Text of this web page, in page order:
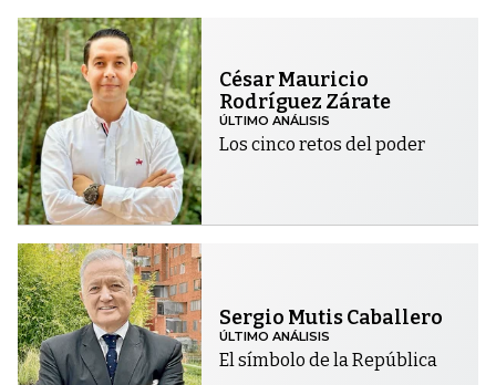
César Mauricio
Rodríguez Zárate
ÚLTIMO ANÁLISIS
Los cinco retos del poder
Sergio Mutis Caballero
ÚLTIMO ANÁLISIS
El símbolo de la República